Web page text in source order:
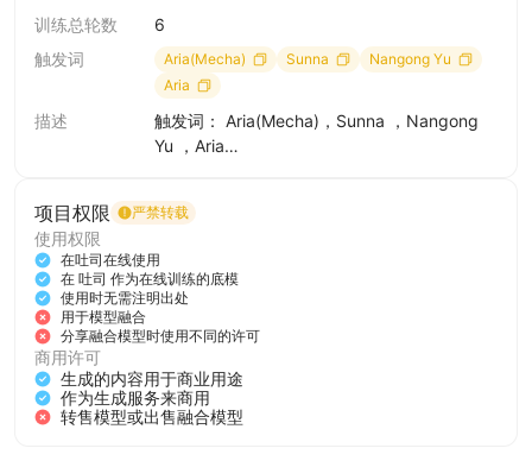
训练总轮数
6
触发词
Aria(Mecha) Sunna
Nangong Yu
Aria
描述
触发词： Aria(Mecha)，Sunna ，Nangong
Yu ，Aria
写多人物提示词时要加上对应人物的触发词例
3girls, pink hair, fingerless gloves, black
hair, multicolored hair, thighhighs, gloves,
eyes, twintails, halo, wings, blue eyes, smile,
cloud, sky, looking at viewer, streaked hair,
short sleeves, pink gloves, open mouth,
long hair, torn thighhighs, sitting, hair
项目权限 严禁转载
使用权限
在吐司在线使用
在 吐司 作为在线训练的底模
使用时无需注明出处
用于模型融合
分享融合模型时使用不同的许可
商用许可
生成的内容用于商业用途
作为生成服务来商用
转售模型或出售融合模型